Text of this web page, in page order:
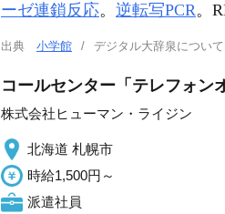
ーゼ連鎖反応。 逆転写PCR。
出典 小学館 デジタル大辞泉につ
コールセンター「テレフォン
株式会社ヒューマン・ライジン
北海道 札幌市
時給1,500円～
派遣社員